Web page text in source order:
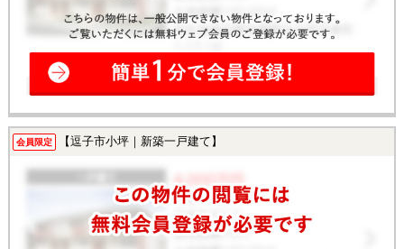
会員限定 【逗子市小坪｜新築一戸建て】